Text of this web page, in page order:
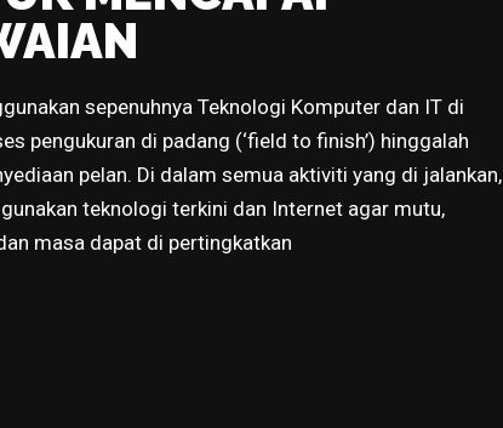
sepenuhnya Teknologi Komputer dan IT di
pengukuran di padang (‘field to finish’) hinggalah
pelan. Di dalam semua aktiviti yang di jalankan,
teknologi terkini dan Internet agar mutu,
masa dapat di pertingkatkan